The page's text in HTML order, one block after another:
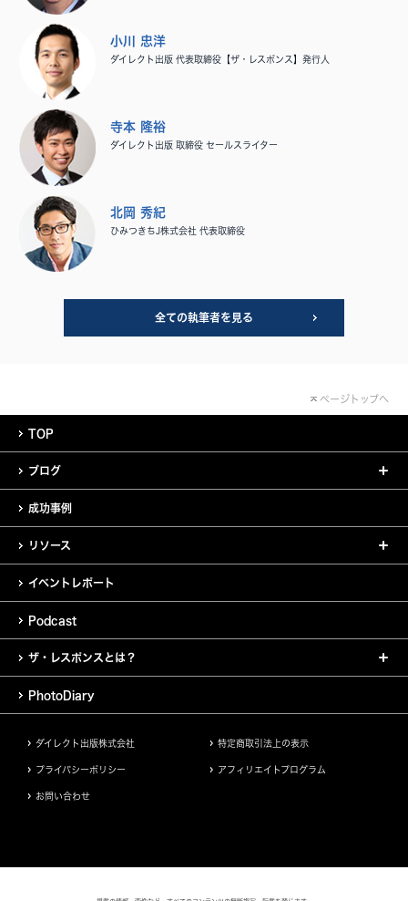
小川 忠洋
ダイレクト出版 代表取締役【ザ・レスポンス】発行人
寺本 隆裕
ダイレクト出版 取締役 セールスライター
北岡 秀紀
ひみつきちJ株式会社 代表取締役
全ての執筆者を見る
ページトップへ
TOP
ブログ
成功事例
リソース
イベントレポート
Podcast
ザ・レスポンスとは？
PhotoDiary
ダイレクト出版株式会社 特定商取引法上の表示
プライバシーポリシー アフィリエイトプログラム
お問い合わせ